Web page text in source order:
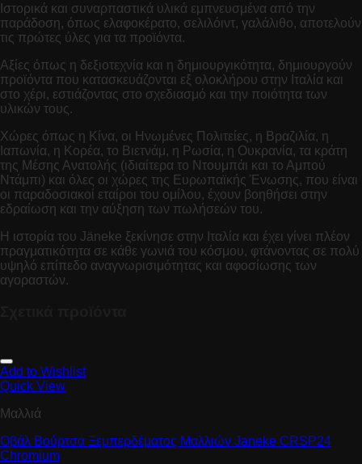
Ιστορικά και συναρπαστικά υλικά εμπνευσμένα από την
παράδοση, όπως ελαφοκέρατο, σελιλόιντ, γαλάλιθο, αποτελούν
τις πρώτες ύλες για τα προϊόντα.
Αξίες όπως η δεξιοτεχνία και η δημιουργικότητα, δημιουργούν
προϊόντα που κατασκευάζονται εξ ολοκλήρου στην Ιταλία και
στο χέρι, εστιάζοντας στο σχεδιασμό και την ποιότητα των
υλικών τους.
Χώρες όπως η Κίνα, οι Ηνωμένες Πολιτείες, η Βραζιλία, η
Ιαπωνία, η Κορέα, το Βιετνάμ, η Ρωσία, η Ουκρανία, τα κράτη
της Μέσης Ανατολής (ιδιαίτερα το Ντουμπάι και το Αμπού
Ντάμπι) και όλες οι χώρες της Ευρωπαϊκής Ένωσης, που είναι
οι παραδοσιακοί εταίροι του ομίλου, έχουν βοηθήσει στην
εδραίωση και την αύξηση των πωλήσεών του.
Η ιστορία του Jäneke ξεκίνησε στην Ιταλία και έχει γίνει πλέον
πραγματικότητα σε κάθε γωνιά του κόσμου, φτάνοντας σε πολύ
υψηλό επίπεδο αναγνωρισιμότητας και αφοσίωσης των
αγοραστών.
Add to Wishlist
Quick View
Μαλλιά
Οβάλ Βούρτσα Ξεμπερδέματος Μαλλιών Janeke CRSP24
Chromium